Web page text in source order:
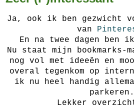
Ja, ook ik ben gezwicht
van
En na twee dagen ben
Nu staat mijn bookmarks-
nog vol met ideeën en
overal tegenkom op
ik nu heel handig
parkeren.
Lekker